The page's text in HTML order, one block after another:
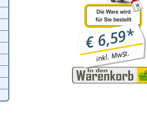
€6,59*
inkl. MwSt.